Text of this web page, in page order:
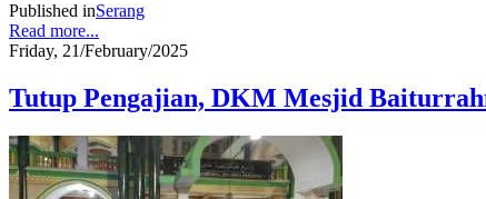
Published inSerang
Read more...
Friday, 21/February/2025
Tutup Pengajian, DKM Mesjid